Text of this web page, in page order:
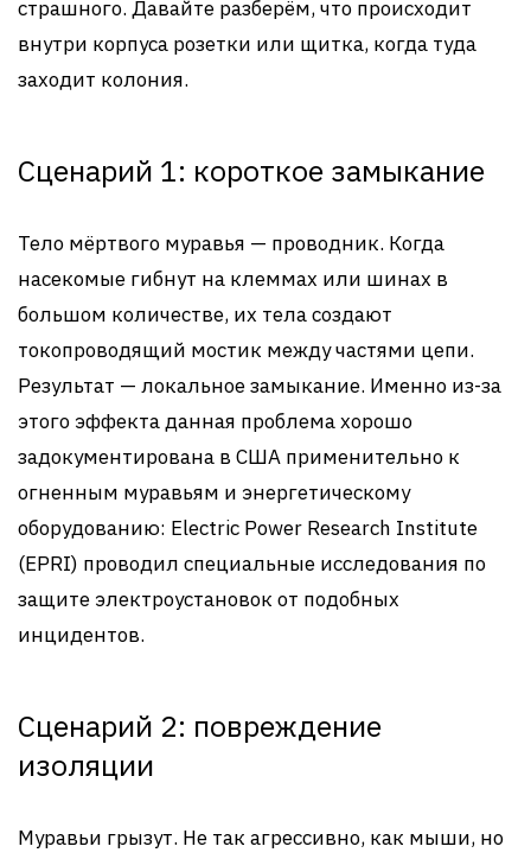
страшного. Давайте разберём, что происходит
внутри корпуса розетки или щитка, когда туда
заходит колония.
Сценарий 1: короткое замыкание
Тело мёртвого муравья — проводник. Когда
насекомые гибнут на клеммах или шинах в
большом количестве, их тела создают
токопроводящий мостик между частями цепи.
Результат — локальное замыкание. Именно из-за
этого эффекта данная проблема хорошо
задокументирована в США применительно к
огненным муравьям и энергетическому
оборудованию: Electric Power Research Institute
(EPRI) проводил специальные исследования по
защите электроустановок от подобных
инцидентов.
Сценарий 2: повреждение
изоляции
Муравьи грызут. Не так агрессивно, как мыши, но